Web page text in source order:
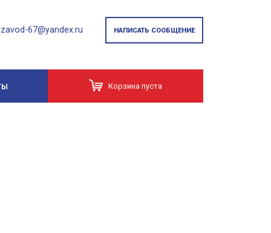
zavod-67@yandex.ru НАПИСАТЬ СООБЩЕНИЕ
Корзина пуста